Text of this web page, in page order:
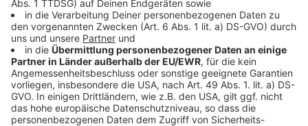
Vier neue Fahrradstationen geplant
Neue Radleitroute von Meerbusch nach Gerresheim
Anzeige